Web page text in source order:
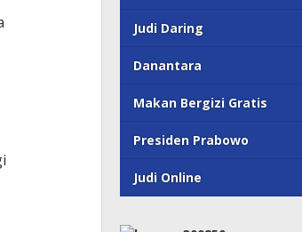
Judi Daring
Danantara
Makan Bergizi Gratis
Presiden Prabowo
Judi Online